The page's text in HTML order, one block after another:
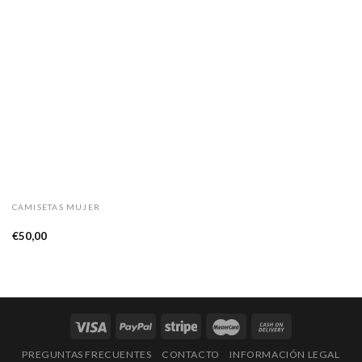
CAMISETAS MUJER
€50,00
PREGUNTAS FRECUENTES CONTACTO INFORMACIÓN LEGAL